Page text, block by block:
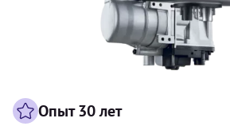
Опыт 30 лет